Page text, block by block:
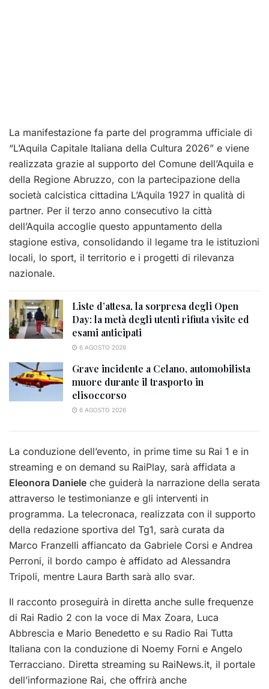
La manifestazione fa parte del programma ufficiale di
“L’Aquila Capitale Italiana della Cultura 2026” e viene
realizzata grazie al supporto del Comune dell’Aquila e
della Regione Abruzzo, con la partecipazione della
società calcistica cittadina L’Aquila 1927 in qualità di
partner. Per il terzo anno consecutivo la città
dell’Aquila accoglie questo appuntamento della
stagione estiva, consolidando il legame tra le istituzioni
locali, lo sport, il territorio e i progetti di rilevanza
nazionale.
Liste d’attesa, la sorpresa degli Open
Day: la metà degli utenti rifiuta visite ed
esami anticipati
6 AGOSTO 2026
Grave incidente a Celano, automobilista
muore durante il trasporto in
elisoccorso
6 AGOSTO 2026
La conduzione dell’evento, in prime time su Rai 1 e in
streaming e on demand su RaiPlay, sarà affidata a
Eleonora Daniele che guiderà la narrazione della serata
attraverso le testimonianze e gli interventi in
programma. La telecronaca, realizzata con il supporto
della redazione sportiva del Tg1, sarà curata da
Marco Franzelli affiancato da Gabriele Corsi e Andrea
Perroni, il bordo campo è affidato ad Alessandra
Tripoli, mentre Laura Barth sarà allo svar.
Il racconto proseguirà in diretta anche sulle frequenze
di Rai Radio 2 con la voce di Max Zoara, Luca
Abbrescia e Mario Benedetto e su Radio Rai Tutta
Italiana con la conduzione di Noemy Forni e Angelo
Terracciano. Diretta streaming su RaiNews.it, il portale
dell’informazione Rai, che offrirà anche